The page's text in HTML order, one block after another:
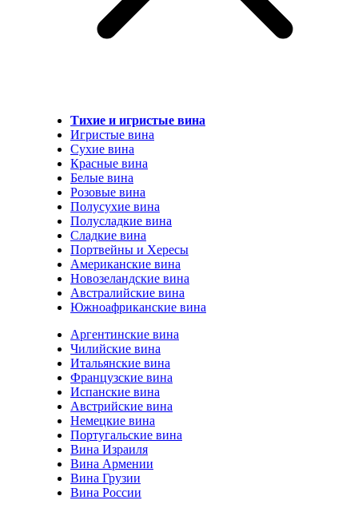
Тихие и игристые вина
Игристые вина
Сухие вина
Красные вина
Белые вина
Розовые вина
Полусухие вина
Полусладкие вина
Сладкие вина
Портвейны и Хересы
Американские вина
Новозеландские вина
Австралийские вина
Южноафриканские вина
Аргентинские вина
Чилийские вина
Итальянские вина
Французские вина
Испанские вина
Австрийские вина
Немецкие вина
Португальские вина
Вина Израиля
Вина Армении
Вина Грузии
Вина России